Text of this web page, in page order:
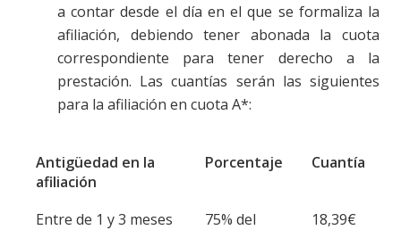
a contar desde el día en el que se formaliza la
afiliación, debiendo tener abonada la cuota
correspondiente para tener derecho a la
prestación. Las cuantías serán las siguientes
para la afiliación en cuota A*:
Antigüedad en la
afiliación
Porcentaje Cuantía
Entre de 1 y 3 meses
75% del
18,39€